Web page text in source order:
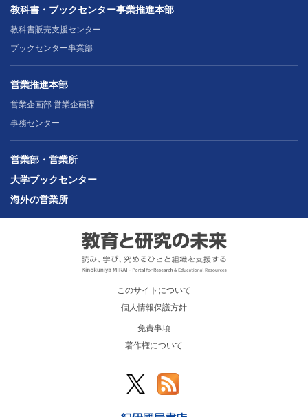
教科書・ブックセンター事業推進本部
教科書販売支援センター
ブックセンター事業部
営業推進本部
営業企画部 営業企画課
事務センター
営業部・営業所
大学ブックセンター
海外の営業所
このサイトについて
個人情報保護方針
免責事項
著作権について